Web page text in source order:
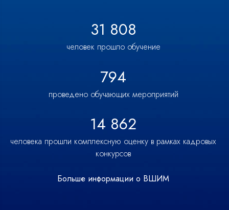
31 808
человек прошло обучение
794
проведено обучающих мероприятий
14 862
человека прошли комплексную оценку в рамках кадровых
конкурсов
Больше информации о ВШИМ